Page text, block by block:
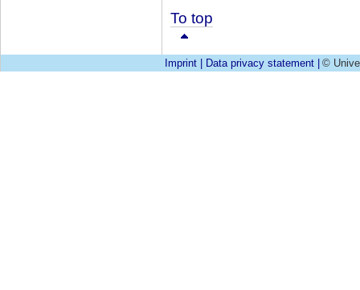
To top
Imprint| Data privacy statement ©